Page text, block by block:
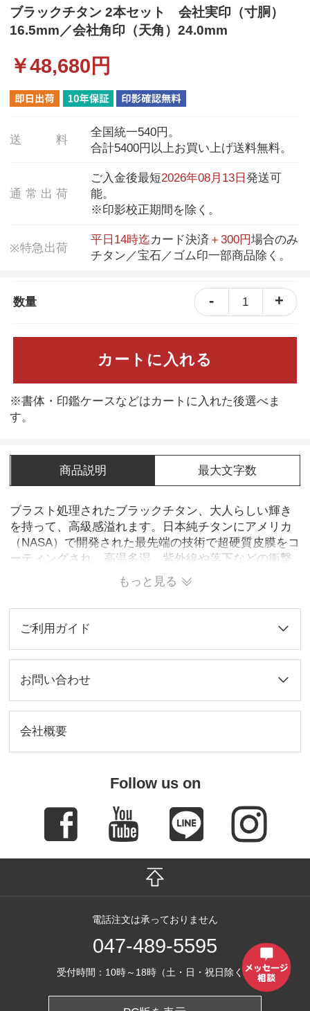
ブラックチタン 2本セット 会社実印（寸胴）
16.5mm／会社角印（天角）24.0mm
￥48,680 円
送 料
全国統一540円。
合計5400円以上お買い上げ送料無料。
通 常 出 荷
ご入金後最短2026年08月13日発送可
能。
※印影校正期間を除く。
※特急出荷
平日14時迄カード決済 ＋300円場合のみ
チタン／宝石／ゴム印一部商品除く。
数量 - 1 +
カートに入れる
※書体・印鑑ケースなどはカートに入れた後選べま
す。
商品説明 最大文字数
ブラスト処理されたブラックチタン、大人らしい輝き
を持って、高級感溢れます。日本純チタンにアメリカ
（NASA）で開発された最先端の技術で超硬質皮膜をコ
ーティングされ、高温多湿、紫外線や落下などの衝撃
にも強いです。印面部分を純チタン本来の高品質捺印
性を維持し、ワンランク上のプレミアムチタン印鑑の
一品です。男性には特に人気です。
もっと見る
ご利用ガイド
お問い合わせ
会社概要
Follow us on
電話注文は承っておりません
047-489-5595
受付時間：10時～18時（土・日・祝日除く）